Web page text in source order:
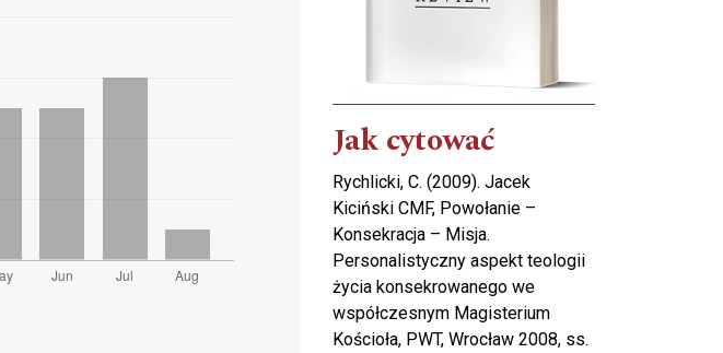
Jak cytować
Rychlicki, C. (2009). Jacek
Kiciński CMF, Powołanie –
Konsekracja – Misja.
Personalistyczny aspekt teologii
życia konsekrowanego we
współczesnym Magisterium
Kościoła, PWT, Wrocław 2008, ss.